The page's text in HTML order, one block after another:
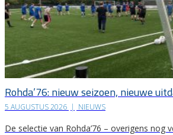
Rohda’76: nieuw seizoen, nieuwe
5 AUGUSTUS 2026 | NIEUWS
De selectie van Rohda’76 – overigens nog